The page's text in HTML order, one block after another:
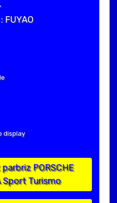
FUYAO
display
PORSCHE
Sport Turismo